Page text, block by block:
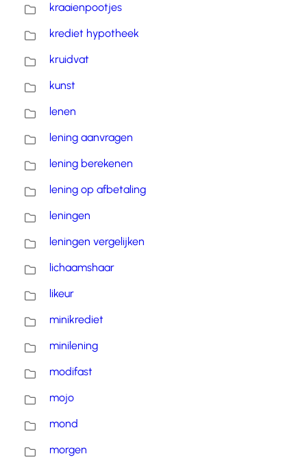
kraaienpootjes
krediet hypotheek
kruidvat
kunst
lenen
lening aanvragen
lening berekenen
lening op afbetaling
leningen
leningen vergelijken
lichaamshaar
likeur
minikrediet
minilening
modifast
mojo
mond
morgen